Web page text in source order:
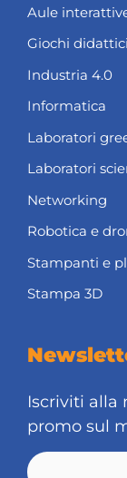
Aule
Giochi didattici
Industria 4.0
Informatica
Laboratori
Laboratori
Networking
Robotica e
Stampanti e
Stampa 3D
Iscriviti alla
promo sul